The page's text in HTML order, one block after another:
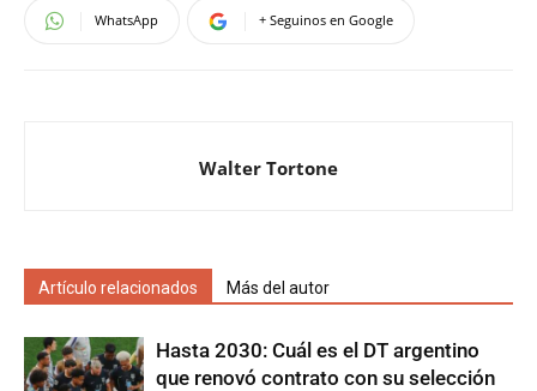
WhatsApp + Seguinos en Google
Walter Tortone
Artículo relacionados Más del autor
Hasta 2030: Cuál es el DT argentino
que renovó contrato con su selección